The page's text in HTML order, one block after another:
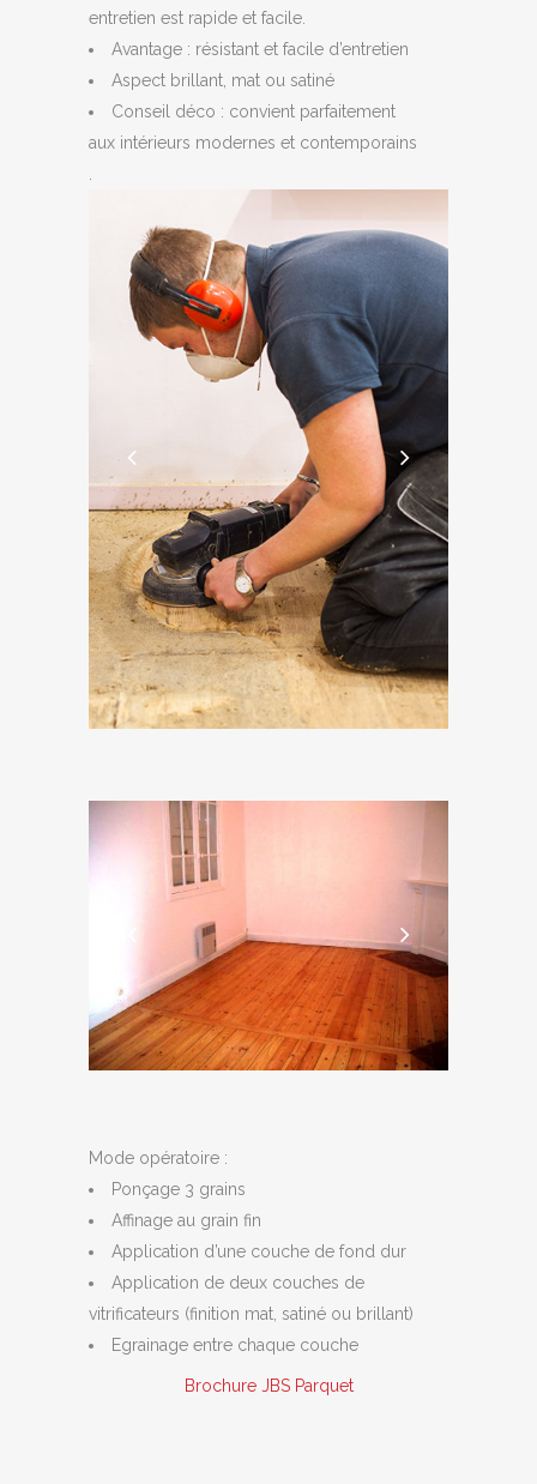
entretien est rapide et facile.
Avantage : résistant et facile d’entretien
Aspect brillant, mat ou satiné
Conseil déco : convient parfaitement
aux intérieurs modernes et contemporains
Mode opératoire :
Ponçage 3 grains
Affinage au grain fin
Application d’une couche de fond dur
Application de deux couches de
vitrificateurs (finition mat, satiné ou brillant)
Egrainage entre chaque couche
Brochure JBS Parquet